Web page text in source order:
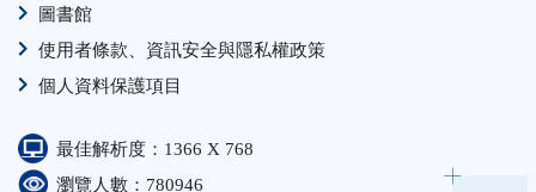
圖書館
使用者條款、資訊安全與隱私權政策
個人資料保護項目
最佳解析度：1366 X 768
瀏覽人數：780946